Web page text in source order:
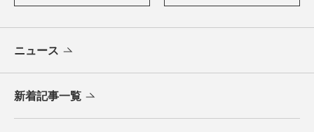
ニュース
新着記事一覧